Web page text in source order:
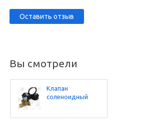
Оставить отзыв
Вы смотрели
Клапан
соленоидный